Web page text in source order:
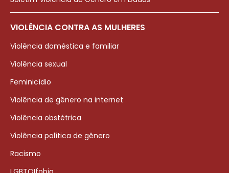
VIOLÊNCIA CONTRA AS MULHERES
Violência doméstica e familiar
Violência sexual
Feminicídio
Violência de gênero na internet
Violência obstétrica
Violência política de gênero
Racismo